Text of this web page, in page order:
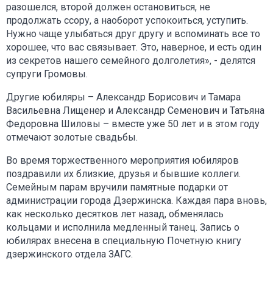
разошелся, второй должен остановиться, не
продолжать ссору, а наоборот успокоиться, уступить.
Нужно чаще улыбаться друг другу и вспоминать все то
хорошее, что вас связывает. Это, наверное, и есть один
из секретов нашего семейного долголетия», - делятся
супруги Громовы.
Другие юбиляры – Александр Борисович и Тамара
Васильевна Лищенер и Александр Семенович и Татьяна
Федоровна Шиловы – вместе уже 50 лет и в этом году
отмечают золотые свадьбы.
Во время торжественного мероприятия юбиляров
поздравили их близкие, друзья и бывшие коллеги.
Семейным парам вручили памятные подарки от
администрации города Дзержинска. Каждая пара вновь,
как несколько десятков лет назад, обменялась
кольцами и исполнила медленный танец. Запись о
юбилярах внесена в специальную Почетную книгу
дзержинского отдела ЗАГС.